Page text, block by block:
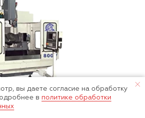
800V (Россия)
вы даете согласие на обработку
в политике обработки